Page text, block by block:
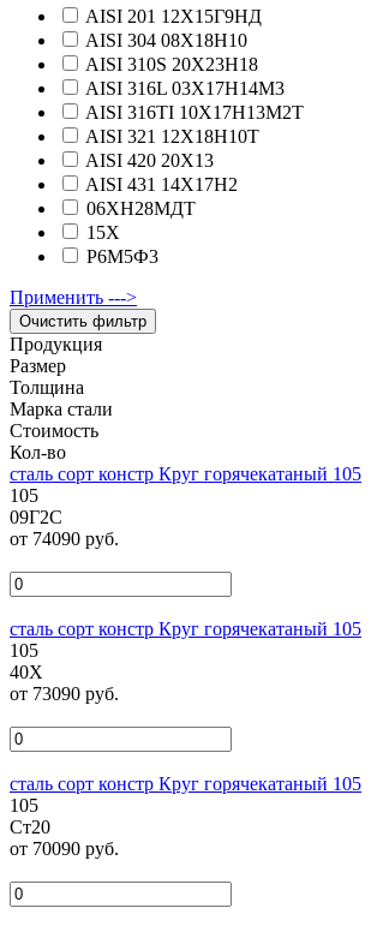
AISI 201 12Х15Г9НД
AISI 304 08Х18Н10
AISI 310S 20Х23Н18
AISI 316L 03Х17Н14М3
AISI 316TI 10Х17Н13М2Т
AISI 321 12Х18Н10Т
AISI 420 20Х13
AISI 431 14Х17Н2
06ХН28МДТ
15Х
Р6М5Ф3
Применить --->
Продукция
Размер
Толщина
Марка стали
Стоимость
Кол-во
сталь сорт констр Круг горячекатаный 105
105
09Г2С
от 74090 руб.
сталь сорт констр Круг горячекатаный 105
105
40Х
от 73090 руб.
сталь сорт констр Круг горячекатаный 105
105
Ст20
от 70090 руб.